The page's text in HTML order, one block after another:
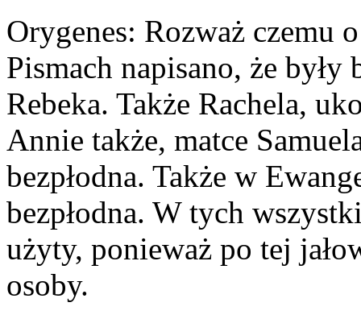
Orygenes: Rozważ czemu
Pismach napisano, że były
Rebeka. Także Rachela,
Annie także, matce
bezpłodna. Także w
bezpłodna. W tych
użyty, ponieważ po tej
osoby.